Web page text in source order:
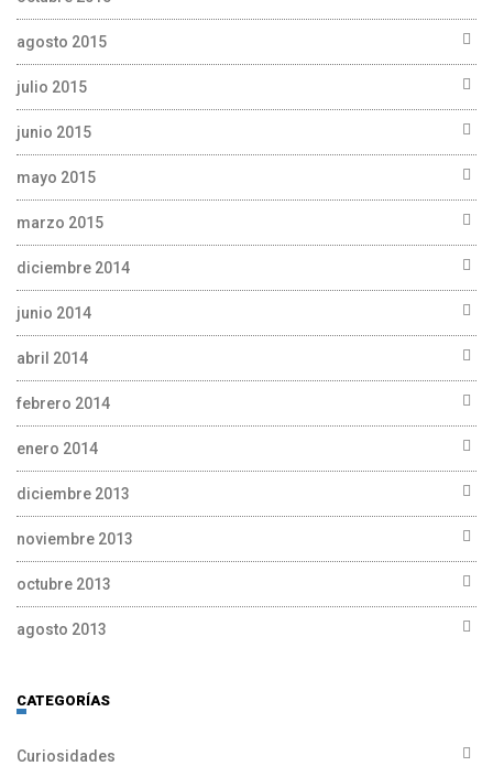
agosto 2015
julio 2015
junio 2015
mayo 2015
marzo 2015
diciembre 2014
junio 2014
abril 2014
febrero 2014
enero 2014
diciembre 2013
noviembre 2013
octubre 2013
agosto 2013
CATEGORÍAS
Curiosidades